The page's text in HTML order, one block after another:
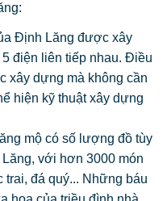
Định Lăng được xây
điện liên tiếp nhau. Điều
xây dựng mà không cần
hiện kỹ thuật xây dựng
mộ có số lượng đồ tùy
với hơn 3000 món
trai, đá quý... Những báu